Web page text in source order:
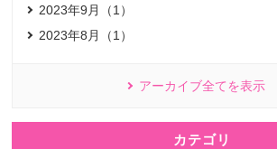
2023年9月（1）
2023年8月（1）
アーカイブ全てを表示
カテゴリ